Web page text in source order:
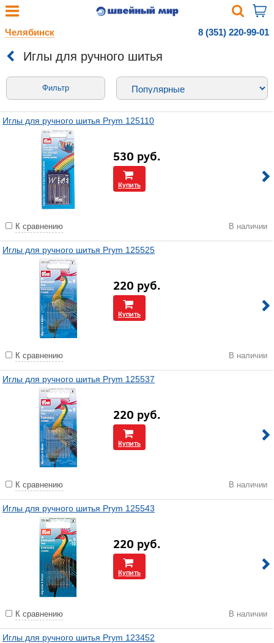
Челябинск 8 (351) 220-99-01
Иглы для ручного шитья
Фильтр
Иглы для ручного шитья Prym 125110
530 руб.
Купить
К сравнению В наличии
Иглы для ручного шитья Prym 125525
220 руб.
Купить
К сравнению В наличии
Иглы для ручного шитья Prym 125537
220 руб.
Купить
К сравнению В наличии
Иглы для ручного шитья Prym 125543
220 руб.
Купить
К сравнению В наличии
Иглы для ручного шитья Prym 123452